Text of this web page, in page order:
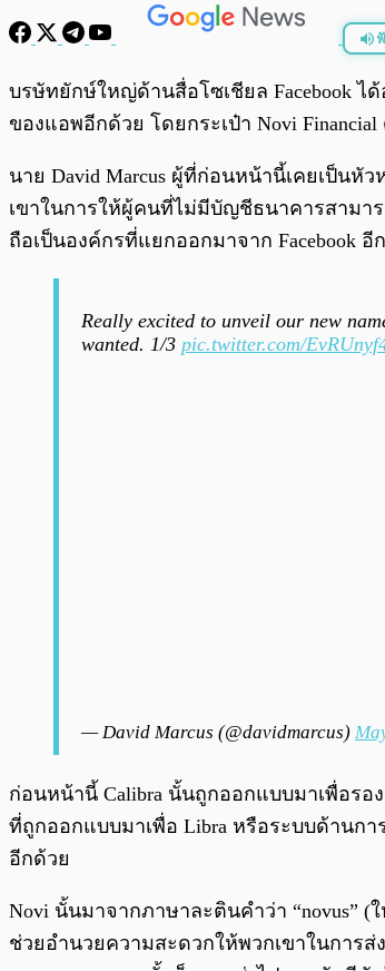
พร้อมเล่น
บรษัทยักษ์ใหญ่ด้านสื่อโซเชียล Facebook ไ
ของแอพอีกด้วย โดยกระเป๋า Novi
นาย David Marcus ผู้ที่ก่อนหน้านี้เคยเป็นหั
เขาในการให้ผู้คนที่ไม่มีบัญชีธนาคารสามาร
ถือเป็นองค์กรที่แยกออกมาจาก Facebook
Really excited to unveil our new
wanted. 1/3 pic.twitter.com/
— David Marcus (@davidmarcus)
ก่อนหน้านี้ Calibra นั้นถูกออกแบบมาเพื่อรอ
ที่ถูกออกแบบมาเพื่อ Libra หรือระบบด้านก
อีกด้วย
Novi นั้นมาจากภาษาละตินคำว่า “novus”
ช่วยอำนวยความสะดวกให้พวกเขาในการส่